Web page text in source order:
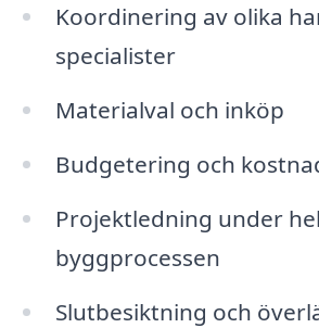
Koordinering av olika
specialister
Materialval och inköp
Budgetering och
Projektledning under
byggprocessen
Slutbesiktning och